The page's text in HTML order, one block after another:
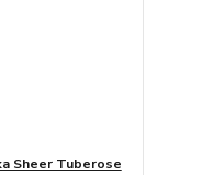
Sheer Tuberose